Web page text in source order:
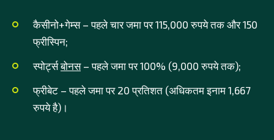
कैसीनो+गेम्स – पहले चार जमा पर 115,000 रुपये तक और 150
फ्रीस्पिन;
स्पोर्ट्सबोनस– पहले जमा पर 100% (9,000 रुपये तक);
फ्रीबेट – पहले जमा पर 20 प्रतिशत (अधिकतम इनाम 1,667
रुपये है)।